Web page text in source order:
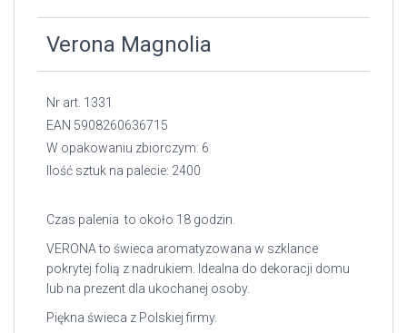
Verona Magnolia
Nr art. 1331
EAN 5908260636715
W opakowaniu zbiorczym: 6
Ilość sztuk na palecie: 2400
Czas palenia to około 18 godzin.
VERONA to świeca aromatyzowana w szklance
pokrytej folią z nadrukiem. Idealna do dekoracji domu
lub na prezent dla ukochanej osoby.
Piękna świeca z Polskiej firmy.